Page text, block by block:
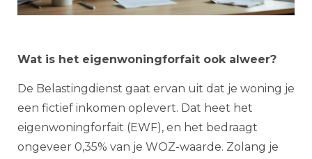
Wat is het eigenwoningforfait ook alweer?
De Belastingdienst gaat ervan uit dat je woning je
een fictief inkomen oplevert. Dat heet het
eigenwoningforfait (EWF), en het bedraagt
ongeveer 0,35% van je WOZ-waarde. Zolang je